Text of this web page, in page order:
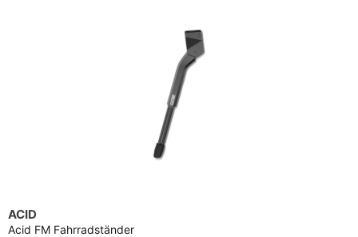
ACID
Acid FM Fahrradständer